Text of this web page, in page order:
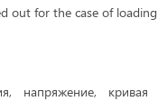
out for the case of
напряжение, кривая